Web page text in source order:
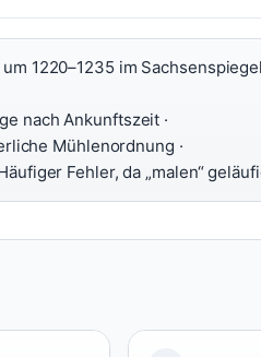
um 1220–1235 im Sachsenspiegel
nach Ankunftszeit ·
Mühlenordnung ·
Fehler, da „malen“